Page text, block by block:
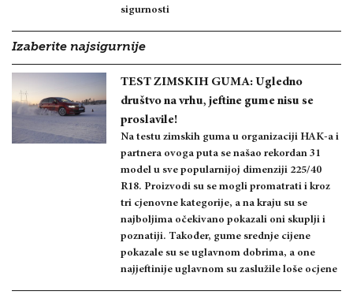
sigurnosti
Izaberite najsigurnije
TEST ZIMSKIH GUMA: Ugledno
društvo na vrhu, jeftine gume nisu se
proslavile!
Na testu zimskih guma u organizaciji HAK-a i
partnera ovoga puta se našao rekordan 31
model u sve popularnijoj dimenziji 225/40
R18. Proizvodi su se mogli promatrati i kroz
tri cjenovne kategorije, a na kraju su se
najboljima očekivano pokazali oni skuplji i
poznatiji. Također, gume srednje cijene
pokazale su se uglavnom dobrima, a one
najjeftinije uglavnom su zaslužile loše ocjene